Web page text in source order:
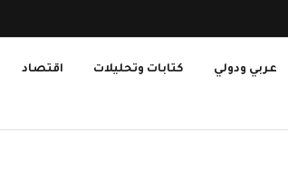
عربي ودولي كتابات وتحليلات اقتصاد